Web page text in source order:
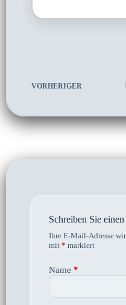
VORHERIGER
Schreiben Sie
Ihre E-Mail-Adresse
mit * markiert
Name *